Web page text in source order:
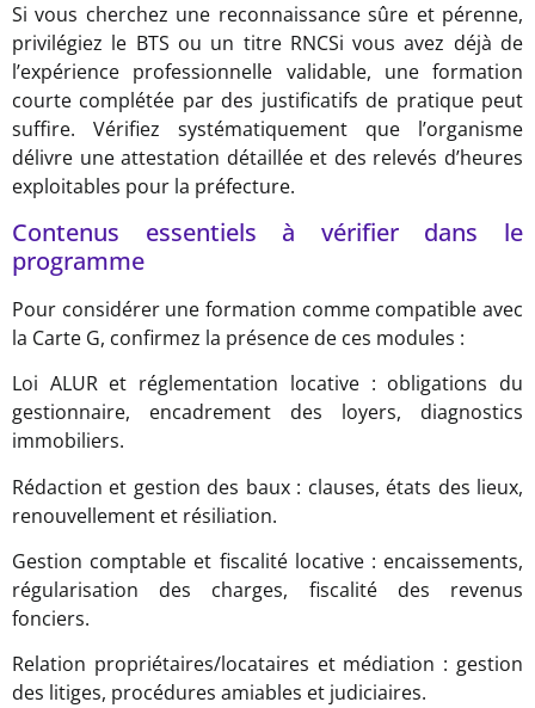
Si vous cherchez une reconnaissance sûre et pérenne,
privilégiez le BTS ou un titre RNCSi vous avez déjà de
l’expérience professionnelle validable, une formation
courte complétée par des justificatifs de pratique peut
suffire. Vérifiez systématiquement que l’organisme
délivre une attestation détaillée et des relevés d’heures
exploitables pour la préfecture.
Contenus essentiels à vérifier dans le
programme
Pour considérer une formation comme compatible avec
la Carte G, confirmez la présence de ces modules :
Loi ALUR et réglementation locative : obligations du
gestionnaire, encadrement des loyers, diagnostics
immobiliers.
Rédaction et gestion des baux : clauses, états des lieux,
renouvellement et résiliation.
Gestion comptable et fiscalité locative : encaissements,
régularisation des charges, fiscalité des revenus
fonciers.
Relation propriétaires/locataires et médiation : gestion
des litiges, procédures amiables et judiciaires.